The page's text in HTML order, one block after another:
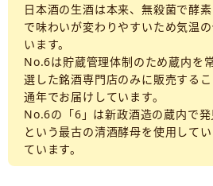
日本酒の生酒は本来、無殺菌で酵
で味わいが変わりやすいため気温
います。
No.6は貯蔵管理体制のため蔵内を
選した銘酒専門店のみに販売する
通年でお届けしています。
No.6の「6」は新政酒造の蔵内で発
という最古の清酒酵母を使用して
ています。